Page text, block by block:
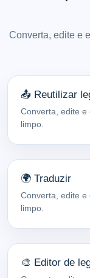
Converta, edite e
📤 Reutilizar
Converta, edite e
limpo.
🌍 Traduzir
Converta, edite e
limpo.
🎨 Editor de